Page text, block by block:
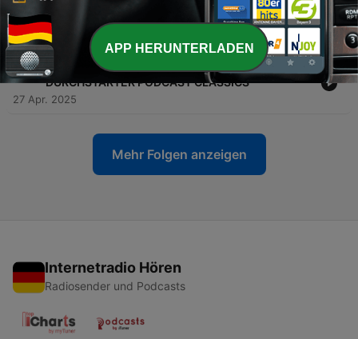
638 -
Nie wieder Beziehungsdrama - DURCHSTARTER
PODCAST CLASSICS
04 Mai 2025
637 - Wie Dir egal wird, was Andere denken -
DURCHSTARTER PODCAST CLASSICS
27 Apr. 2025
Mehr Folgen anzeigen
Internetradio Hören
Radiosender und Podcasts
APP HERUNTERLADEN